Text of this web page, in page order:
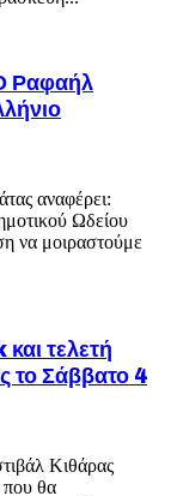
Ραφαήλ
αναφέρει:
Ωδείου
να μοιραστούμε
τελετή
το Σάββατο 4
Κιθάρας
που θα